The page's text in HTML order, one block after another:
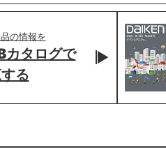
の情報を
カタログで
る